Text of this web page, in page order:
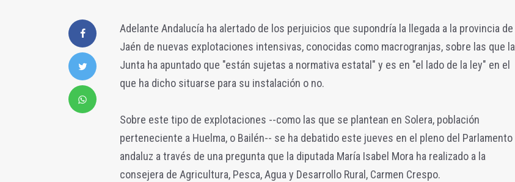
Adelante Andalucía ha alertado de los perjuicios que supondría la llegada a la provincia de
Jaén de nuevas explotaciones intensivas, conocidas como macrogranjas, sobre las que la
Junta ha apuntado que "están sujetas a normativa estatal" y es en "el lado de la ley" en el
que ha dicho situarse para su instalación o no.
Sobre este tipo de explotaciones --como las que se plantean en Solera, población
perteneciente a Huelma, o Bailén-- se ha debatido este jueves en el pleno del Parlamento
andaluz a través de una pregunta que la diputada María Isabel Mora ha realizado a la
consejera de Agricultura, Pesca, Agua y Desarrollo Rural, Carmen Crespo.